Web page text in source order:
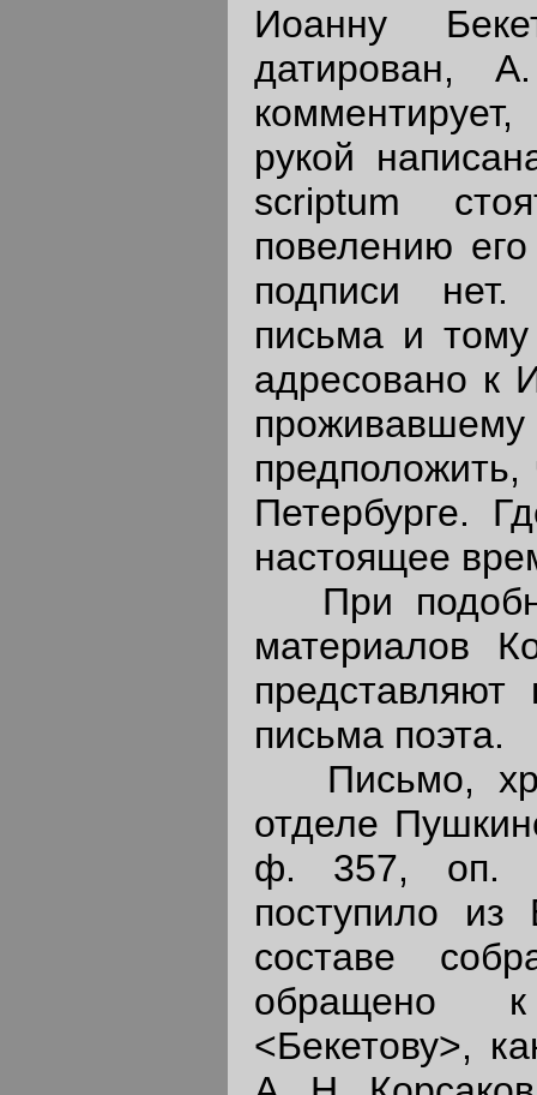
Иоанну
датирован,
рукой
scriptum
повелению
подписи
письма и тому
адресовано к
Петербурге.
настоящее
При
материалов
письма поэта.
Письмо,
отделе
ф. 357, оп.
поступило
составе
обращено
<Бекетову>,